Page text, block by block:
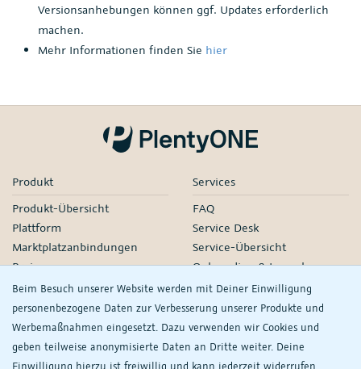
Beim Besuch unserer Website werden mit Deiner Einwilligung
personenbezogene Daten zur Verbesserung unserer Produkte und
Werbemaßnahmen eingesetzt. Dazu verwenden wir Cookies und
geben teilweise anonymisierte Daten an Dritte weiter. Deine
Einwilligung hierzu ist freiwillig und kann jederzeit widerrufen
Versionsanhebungen können ggf. Updates erforderlich
machen.
Mehr Informationen finden Sie hier
Produkt
Produkt-Übersicht
Plattform
Marktplatzanbindungen
Preise
Services
FAQ
Service Desk
Service-Übersicht
Onboarding & Launch
Services
Managed Services
Partner-Netzwerk
Webinare